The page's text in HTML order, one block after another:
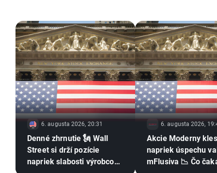
6. augusta 2026, 20:31
Denné zhrnutie 🗽 Wall
Street si drží pozície
napriek slabosti výrobcov
6. augusta 2026,
Akcie Moderny
napriek úspechu
mFlusiva 📉 Čo